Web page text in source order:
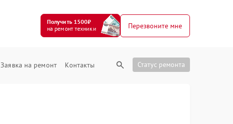
Получить 1500₽
на ремонт техники
Перезвоните мне
Заявка на ремонт Контакты Статус ремонта